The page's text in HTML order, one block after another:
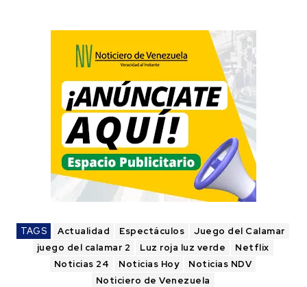
TAGS Actualidad Espectáculos
Juego del Calamar
juego del calamar 2
Luz roja luz verde
Netflix
Noticias 24
Noticias Hoy
Noticias NDV
Noticiero de Venezuela